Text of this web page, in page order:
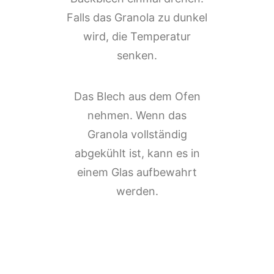
Falls das Granola zu dunkel
wird, die Temperatur
senken.⁠
Das Blech aus dem Ofen
nehmen. Wenn das
Granola vollständig
abgekühlt ist, kann es in
einem Glas aufbewahrt
werden.